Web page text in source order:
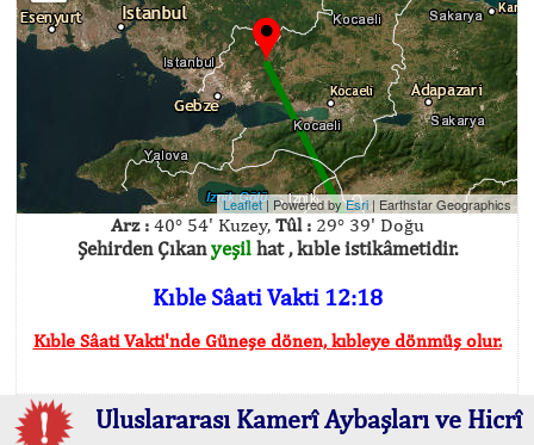
Leaflet| Powered byEsri| Earthstar Geographics
Arz :40° 54' Kuzey, Tûl :29° 39' Doğu
Şehirden Çıkanyeşilhat , kıble istikâmetidir.
Kıble Sâati Vakti 12:18
Kıble Sâati Vakti'nde Güneşe dönen, kıbleye dönmüş olur.
Uluslararası Kamerî Aybaşları ve Hicrî